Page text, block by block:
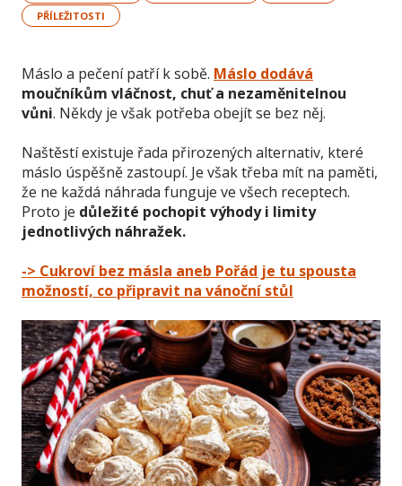
PŘÍLEŽITOSTI
Máslo a pečení patří k sobě. Máslo dodává
moučníkům vláčnost, chuť a nezaměnitelnou
vůni. Někdy je však potřeba obejít se bez něj.
Naštěstí existuje řada přirozených alternativ, které
máslo úspěšně zastoupí. Je však třeba mít na paměti,
že ne každá náhrada funguje ve všech receptech.
Proto je důležité pochopit výhody i limity
jednotlivých náhražek.
-> Cukroví bez másla aneb Pořád je tu spousta
možností, co připravit na vánoční stůl